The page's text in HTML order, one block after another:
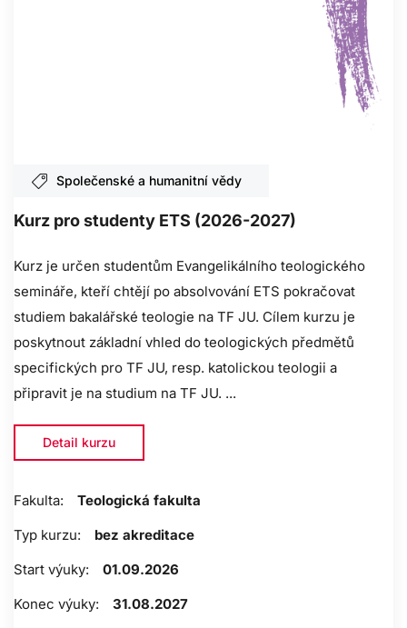
Společenské a humanitní vědy
Kurz pro studenty ETS (2026-2027)
Kurz je určen studentům Evangelikálního teologického
semináře, kteří chtějí po absolvování ETS pokračovat
studiem bakalářské teologie na TF JU. Cílem kurzu je
poskytnout základní vhled do teologických předmětů
specifických pro TF JU, resp. katolickou teologii a
připravit je na studium na TF JU. ...
Detail kurzu
Fakulta:
Teologická fakulta
Typ kurzu:
bez akreditace
Start výuky:
01.09.2026
Konec výuky:
31.08.2027